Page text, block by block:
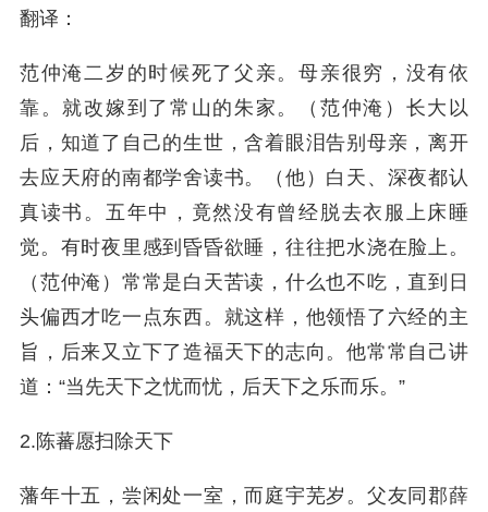
翻译：
范仲淹二岁的时候死了父亲。母亲很穷，没有依
靠。就改嫁到了常山的朱家。（范仲淹）长大以
后，知道了自己的生世，含着眼泪告别母亲，离开
去应天府的南都学舍读书。（他）白天、深夜都认
真读书。五年中，竟然没有曾经脱去衣服上床睡
觉。有时夜里感到昏昏欲睡，往往把水浇在脸上。
（范仲淹）常常是白天苦读，什么也不吃，直到日
头偏西才吃一点东西。就这样，他领悟了六经的主
旨，后来又立下了造福天下的志向。他常常自己讲
道：“当先天下之忧而忧，后天下之乐而乐。”
2.陈蕃愿扫除天下
藩年十五，尝闲处一室，而庭宇芜岁。父友同郡薛